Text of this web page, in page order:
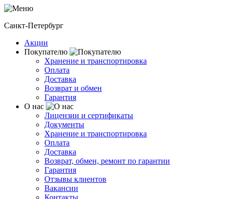
Санкт-Петербург
Акции
Покупателю
Хранение и транспортировка
Оплата
Доставка
Возврат и обмен
Гарантия
О нас
Лицензии и сертификаты
Документы
Хранение и транспортировка
Оплата
Доставка
Возврат, обмен, ремонт по гарантии
Гарантия
Отзывы клиентов
Вакансии
Контакты